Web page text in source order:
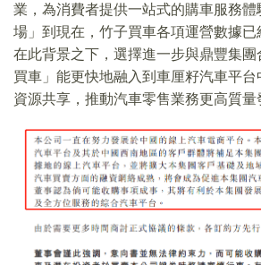
業，為消費者提供一站式的購車服務
場」到現在，竹子買車各項運營數據已
在此背景之下，選擇進一步與鼎豐集
買車」能更快地融入到車厘籽汽車平台
資源共享，推動汽車零售業務更高質量